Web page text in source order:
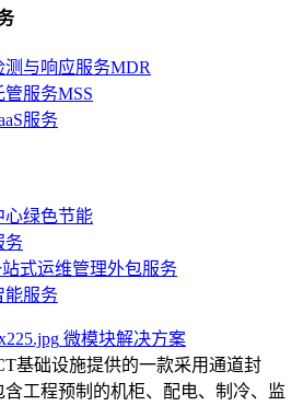
测与响应服务MDR
管服务MSS
服务
心绿色节能
务
式运维管理外包服务
能服务
微模块解决方案
基础设施提供的一款采用通道封
含工程预制的机柜、配电、制冷、监